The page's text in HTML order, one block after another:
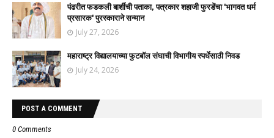
पंढरीत फडकली बार्शीची पताका, पत्रकार शहाजी फुरडेंचा 'भागवत धर्म
प्रसारक' पुरस्काराने सन्मान
July 27, 2026
महाराष्ट्र विद्यालयाच्या फुटबॉल संघाची विभागीय स्पर्धेसाठी निवड
July 24, 2026
POST A COMMENT
0 Comments